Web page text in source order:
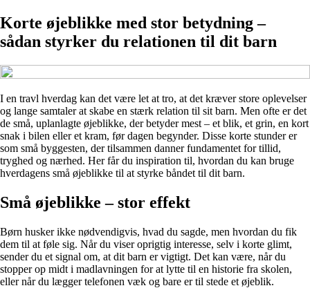
Korte øjeblikke med stor betydning –
sådan styrker du relationen til dit barn
I en travl hverdag kan det være let at tro, at det kræver store oplevelser
og lange samtaler at skabe en stærk relation til sit barn. Men ofte er det
de små, uplanlagte øjeblikke, der betyder mest – et blik, et grin, en kort
snak i bilen eller et kram, før dagen begynder. Disse korte stunder er
som små byggesten, der tilsammen danner fundamentet for tillid,
tryghed og nærhed. Her får du inspiration til, hvordan du kan bruge
hverdagens små øjeblikke til at styrke båndet til dit barn.
Små øjeblikke – stor effekt
Børn husker ikke nødvendigvis, hvad du sagde, men hvordan du fik
dem til at føle sig. Når du viser oprigtig interesse, selv i korte glimt,
sender du et signal om, at dit barn er vigtigt. Det kan være, når du
stopper op midt i madlavningen for at lytte til en historie fra skolen,
eller når du lægger telefonen væk og bare er til stede et øjeblik.